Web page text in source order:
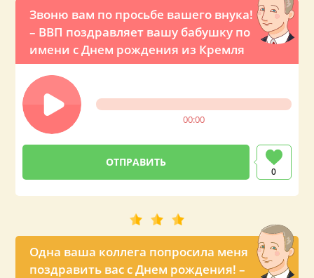
Звоню вам по просьбе вашего внука!
– ВВП поздравляет вашу бабушку по
имени с Днем рождения из Кремля
00:00
0
Одна ваша коллега попросила меня
поздравить вас с Днем рождения! –